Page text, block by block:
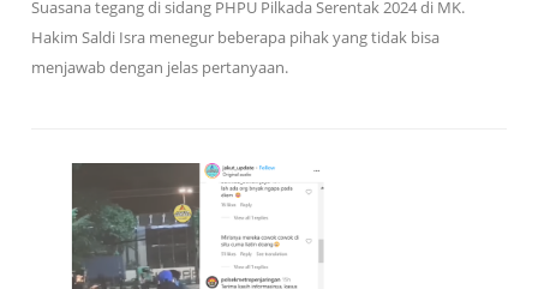
Suasana tegang di sidang PHPU Pilkada Serentak 2024 di MK.
Hakim Saldi Isra menegur beberapa pihak yang tidak bisa
menjawab dengan jelas pertanyaan.